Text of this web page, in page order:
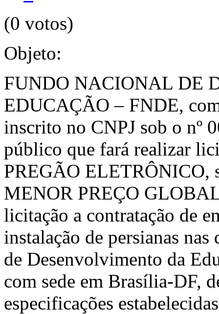
(0 votos)
Objeto:
FUNDO NACIONAL DE
EDUCAÇÃO – FNDE,
inscrito no CNPJ sob o nº
público que fará realizar
PREGÃO ELETRÔNICO,
MENOR PREÇO
licitação a contratação de
instalação de persianas
de Desenvolvimento da
com sede em Brasília-DF,
especificações